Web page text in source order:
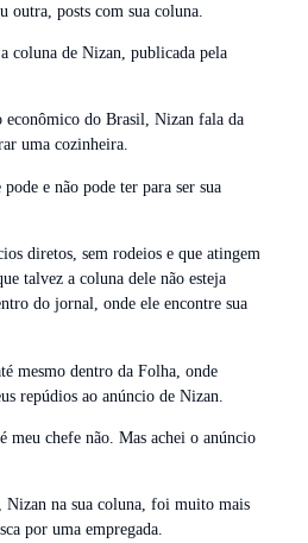
outra, posts com sua coluna.
coluna de Nizan, publicada pela
do Brasil, Nizan fala da
uma cozinheira.
e não pode ter para ser sua
diretos, sem rodeios e que atingem
talvez a coluna dele não esteja
do jornal, onde ele encontre sua
mesmo dentro da Folha, onde
repúdios ao anúncio de Nizan.
meu chefe não. Mas achei o anúncio
Nizan na sua coluna, foi muito mais
por uma empregada.